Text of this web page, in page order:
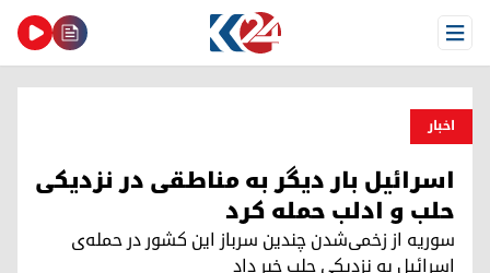
Open Menu
اخبار
اسرائیل بار دیگر به مناطقی در نزدیکی
حلب و ادلب حمله کرد
سوریه از زخمی‌شدن چندین سرباز این کشور در حمله‌ی